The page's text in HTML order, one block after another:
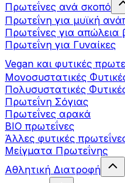
Πρωτεΐνες ανά σκοπό
Πρωτεΐνη για μυϊκή
Πρωτεΐνες για απώλεια
Πρωτεΐνη για Γυναίκες
Vegan και φυτικές
Μονοσυστατικές
Πολυσυστατικές
Πρωτεΐνη Σόγιας
Πρωτεΐνες αρακά
ΒIO πρωτεΐνες
Άλλες φυτικές
Μείγματα Πρωτεΐνης
Αθλητική Διατροφή